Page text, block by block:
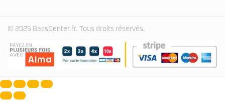
© 2025 BassCenter.fr. Tous droits réservés.